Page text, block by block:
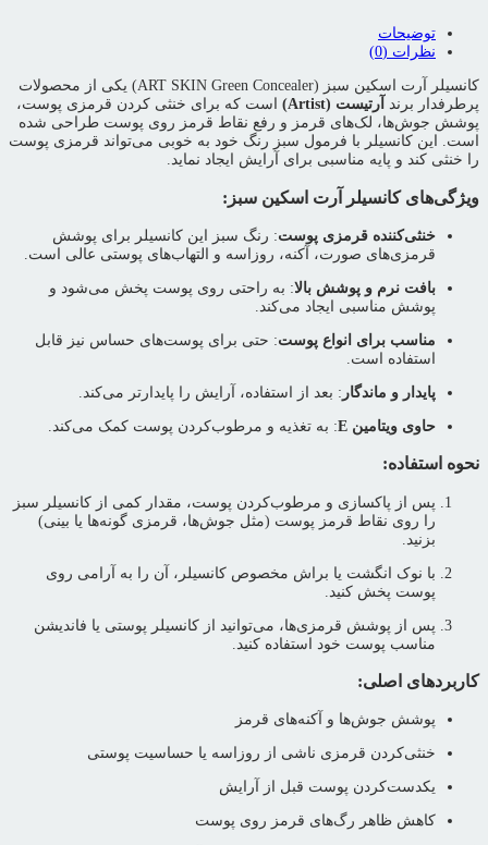
توضیحات
نظرات (0)
کانسیلر آرت اسکین سبز (ART SKIN Green Concealer) یکی از محصولات
پرطرفدار برند آرتیست (Artist)
است که برای خنثی کردن قرمزی پوست،
پوشش جوش‌ها، لک‌های قرمز و رفع نقاط قرمز روی پوست طراحی شده
است. این کانسیلر با فرمول سبز رنگ خود به خوبی می‌تواند قرمزی پوست
را خنثی کند و پایه مناسبی برای آرایش ایجاد نماید.
ویژگی‌های کانسیلر آرت اسکین سبز:
خنثی‌کننده قرمزی پوست: رنگ سبز این کانسیلر برای پوشش
قرمزی‌های صورت، آکنه، روزاسه و التهاب‌های پوستی عالی است.
بافت نرم و پوشش بالا: به راحتی روی پوست پخش می‌شود و
پوشش مناسبی ایجاد می‌کند.
مناسب برای انواع پوست: حتی برای پوست‌های حساس نیز قابل
استفاده است.
پایدار و ماندگار : بعد از استفاده، آرایش را پایدارتر می‌کند.
حاوی ویتامین E : به تغذیه و مرطوب‌کردن پوست کمک می‌کند.
نحوه استفاده:
پس از پاکسازی و مرطوب‌کردن پوست، مقدار کمی از کانسیلر سبز
را روی نقاط قرمز پوست (مثل جوش‌ها، قرمزی گونه‌ها یا بینی)
بزنید.
با نوک انگشت یا براش مخصوص کانسیلر، آن را به آرامی روی
پوست پخش کنید.
پس از پوشش قرمزی‌ها، می‌توانید از کانسیلر پوستی یا فاندیشن
مناسب پوست خود استفاده کنید.
کاربردهای اصلی:
پوشش جوش‌ها و آکنه‌های قرمز
خنثی‌کردن قرمزی ناشی از روزاسه یا حساسیت پوستی
یکدست‌کردن پوست قبل از آرایش
کاهش ظاهر رگ‌های قرمز روی پوست